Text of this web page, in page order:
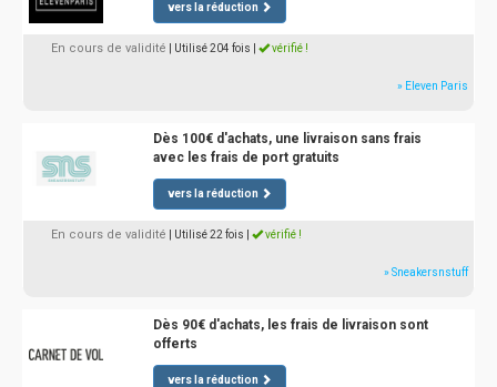
vers la réduction
En cours de validité | Utilisé 204 fois vérifié !
» Eleven Paris
Dès 100€ d'achats, une livraison sans frais
avec les frais de port gratuits
vers la réduction
En cours de validité | Utilisé 22 fois vérifié !
» Sneakersnstuff
Dès 90€ d'achats, les frais de livraison sont
offerts
vers la réduction